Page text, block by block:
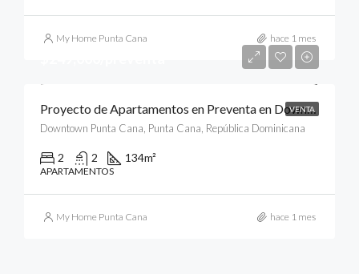
My Home Punta Cana hace 1 mes
VENTA
Proyecto de Apartamentos en Preventa en Downtown, Punta Cana
Downtown Punta Cana, Punta Cana, República Dominicana
2 2 134m²
APARTAMENTOS
My Home Punta Cana hace 1 mes